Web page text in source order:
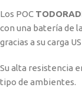
Los POC
con una batería de
gracias a su carga
Su alta resistencia
tipo de ambientes.